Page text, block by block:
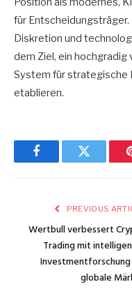
für
Diskretion und
dem Ziel, ein
System für strategische
etablieren.
FacebookTwitter
PREVIOUS
Wertbull verbessert
Trading mit
globale